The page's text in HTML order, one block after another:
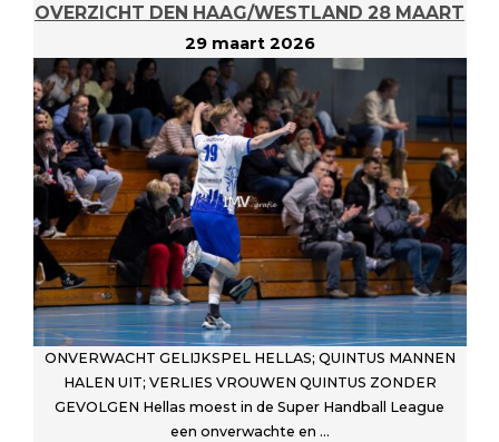
OVERZICHT DEN HAAG/WESTLAND 28 MAART
29 maart 2026
ONVERWACHT GELIJKSPEL HELLAS; QUINTUS MANNEN
HALEN UIT; VERLIES VROUWEN QUINTUS ZONDER
GEVOLGEN Hellas moest in de Super Handball League
een onverwachte en ...